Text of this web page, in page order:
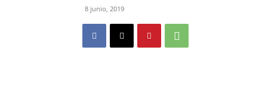
8 junio, 2019